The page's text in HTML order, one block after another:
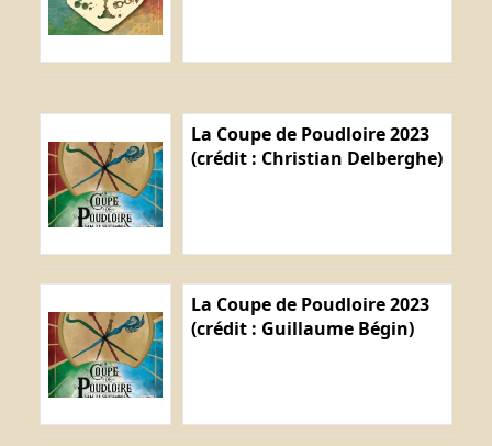
La Coupe de Poudloire 2023
(crédit : Christian Delberghe)
La Coupe de Poudloire 2023
(crédit : Guillaume Bégin)